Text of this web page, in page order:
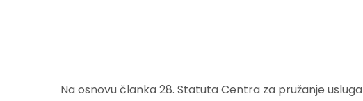
Na osnovu članka 28. Statuta Centra za pružanje